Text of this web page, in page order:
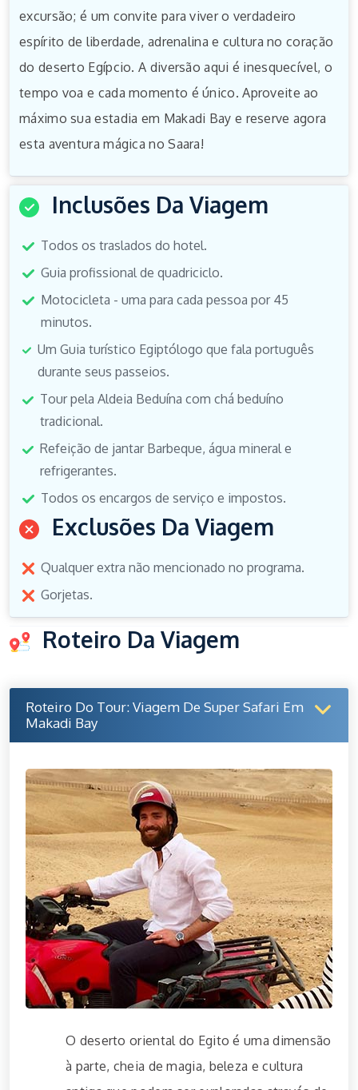
excursão; é um convite para viver o verdadeiro
espírito de liberdade, adrenalina e cultura no coração
do deserto Egípcio. A diversão aqui é inesquecível, o
tempo voa e cada momento é único. Aproveite ao
máximo sua estadia em Makadi Bay e reserve agora
esta aventura mágica no Saara!
Inclusões Da Viagem
Todos os traslados do hotel.
Guia profissional de quadriciclo.
Motocicleta - uma para cada pessoa por 45
minutos.
Um Guia turístico Egiptólogo que fala português
durante seus passeios.
Tour pela Aldeia Beduína com chá beduíno
tradicional.
Refeição de jantar Barbeque, água mineral e
refrigerantes.
Todos os encargos de serviço e impostos.
Exclusões Da Viagem
Qualquer extra não mencionado no programa.
Gorjetas.
Roteiro Da Viagem
Roteiro Do Tour: Viagem De Super Safari Em
Makadi Bay
O deserto oriental do Egito é uma dimensão
à parte, cheia de magia, beleza e cultura